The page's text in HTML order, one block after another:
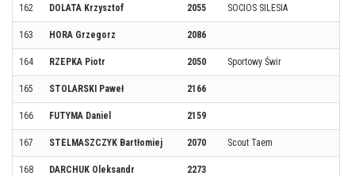
162 DOLATA Krzysztof 2055 SOCIOS SILESIA
163 HORA Grzegorz 2086
164 RZEPKA Piotr 2050 Sportowy Świr
165 STOLARSKI Paweł 2166
166 FUTYMA Daniel 2159
167 STELMASZCZYK Bartłomiej 2070 Scout Taem
168 DARCHUK Oleksandr 2273